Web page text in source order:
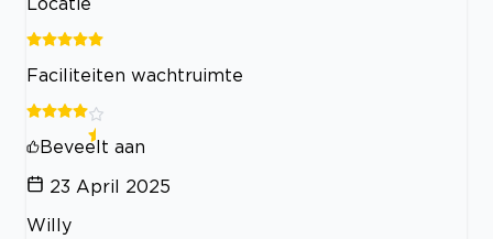
Faciliteiten wachtruimte
Beveelt aan
23 April 2025
Willy